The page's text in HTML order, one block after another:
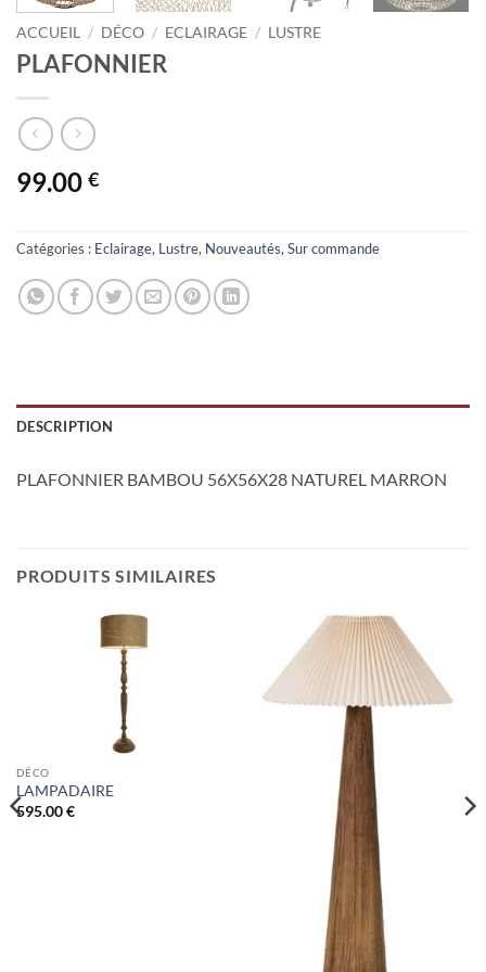
ACCUEIL / DÉCO / ECLAIRAGE / LUSTRE
PLAFONNIER
99.00 €
Catégories : Eclairage, Lustre, Nouveautés, Sur commande
DESCRIPTION
PLAFONNIER BAMBOU 56X56X28 NATUREL MARRON
PRODUITS SIMILAIRES
DÉCO
LAMPADAIRE
595.00€